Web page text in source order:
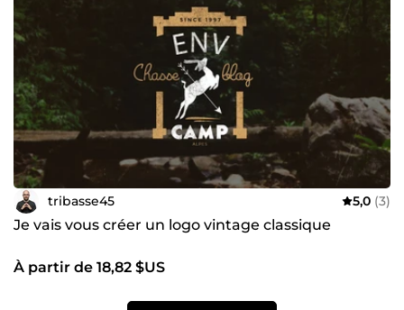
tribasse45 5,0 (3)
Je vais vous créer un logo vintage classique
À partir de 18,82 $US